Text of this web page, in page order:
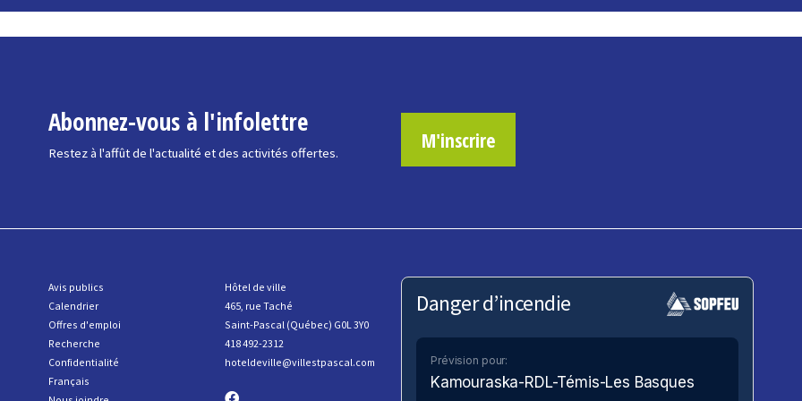
Abonnez-vous à l'infolettre
Restez à l'affût de l'actualité et des activités offertes.
M'inscrire
Avis publics
Calendrier
Offres d'emploi
Recherche
Confidentialité
Français
Hôtel de ville
465, rue Taché
Saint-Pascal (Québec) G0L 3Y0
418 492-2312
hoteldeville@villestpascal.com
Danger d’incendie
Prévision pour:
Kamouraska-RDL-Témis-Les Basques